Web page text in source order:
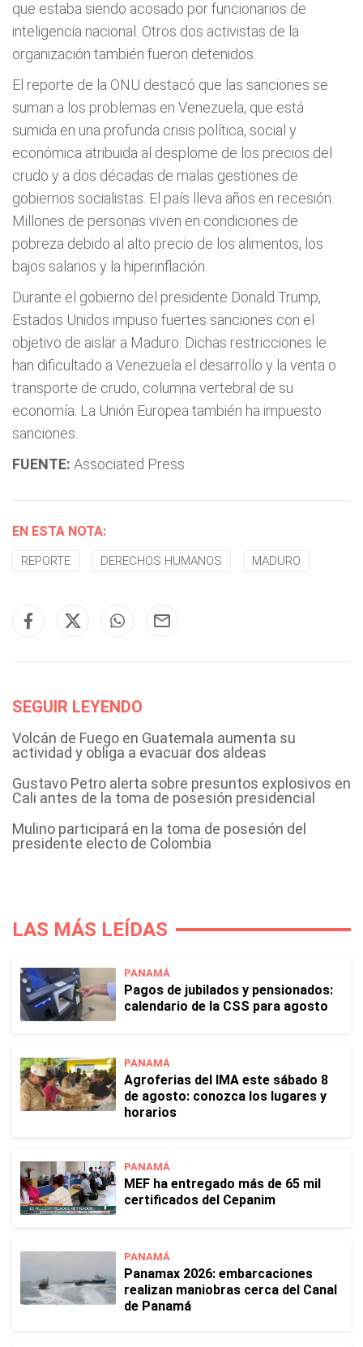
que estaba siendo acosado por funcionarios de
inteligencia nacional. Otros dos activistas de la
organización también fueron detenidos.
El reporte de la ONU destacó que las sanciones se
suman a los problemas en Venezuela, que está
sumida en una profunda crisis política, social y
económica atribuida al desplome de los precios del
crudo y a dos décadas de malas gestiones de
gobiernos socialistas. El país lleva años en recesión.
Millones de personas viven en condiciones de
pobreza debido al alto precio de los alimentos, los
bajos salarios y la hiperinflación.
Durante el gobierno del presidente Donald Trump,
Estados Unidos impuso fuertes sanciones con el
objetivo de aislar a Maduro. Dichas restricciones le
han dificultado a Venezuela el desarrollo y la venta o
transporte de crudo, columna vertebral de su
economía. La Unión Europea también ha impuesto
sanciones.
FUENTE: Associated Press
EN ESTA NOTA:
REPORTE DERECHOS HUMANOS MADURO
SEGUIR LEYENDO
Volcán de Fuego en Guatemala aumenta su
actividad y obliga a evacuar dos aldeas
Gustavo Petro alerta sobre presuntos explosivos en
Cali antes de la toma de posesión presidencial
Mulino participará en la toma de posesión del
presidente electo de Colombia
LAS MÁS LEÍDAS
PANAMÁ
Pagos de jubilados y pensionados:
calendario de la CSS para agosto
PANAMÁ
Agroferias del IMA este sábado 8
de agosto: conozca los lugares y
horarios
PANAMÁ
MEF ha entregado más de 65 mil
certificados del Cepanim
PANAMÁ
Panamax 2026: embarcaciones
realizan maniobras cerca del Canal
de Panamá